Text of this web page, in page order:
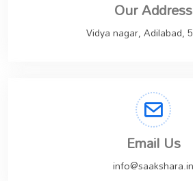
Our Address
Vidya nagar, Adilabad,
Email Us
info@saakshara.in